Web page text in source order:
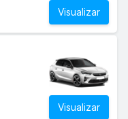
Visualizar
Visualizar